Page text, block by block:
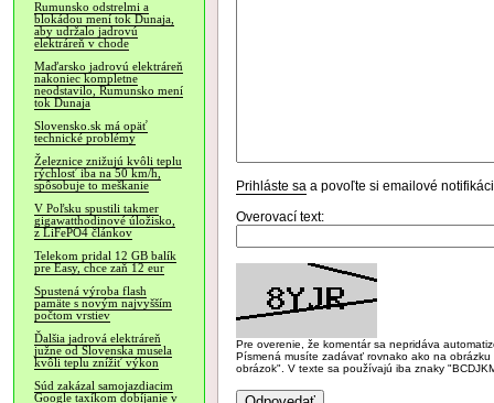
Rumunsko odstrelmi a
blokádou mení tok Dunaja,
aby udržalo jadrovú
elektráreň v chode
Maďarsko jadrovú elektráreň
nakoniec kompletne
neodstavilo, Rumunsko mení
tok Dunaja
Slovensko.sk má opäť
technické problémy
Železnice znižujú kvôli teplu
rýchlosť iba na 50 km/h,
spôsobuje to meškanie
V Poľsku spustili takmer
gigawatthodinové úložisko,
z LiFePO4 článkov
Telekom pridal 12 GB balík
pre Easy, chce zaň 12 eur
Spustená výroba flash
pamäte s novým najvyšším
počtom vrstiev
Ďalšia jadrová elektráreň
južne od Slovenska musela
kvôli teplu znížiť výkon
Súd zakázal samojazdiacim
Google taxíkom dobíjanie v
Prihláste sa a povoľte si emailové
Overovací text:
Pre overenie, že komentár sa nepridáva
Písmená musíte zadávať rovnako ako na
obrázok". V texte sa používajú iba znaky